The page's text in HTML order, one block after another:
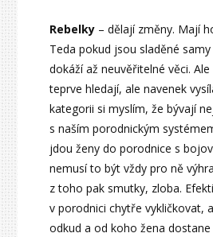
Rebelky – dělají změny. Mají
Teda pokud jsou sladěné
dokáží až neuvěřitelné věci.
teprve hledají, ale navenek
kategorii si myslím, že bývají
s naším porodnickým
jdou ženy do porodnice s
nemusí to být vždy pro ně
z toho pak smutky, zloba.
v porodnici chytře vykličkovat,
odkud a od koho žena